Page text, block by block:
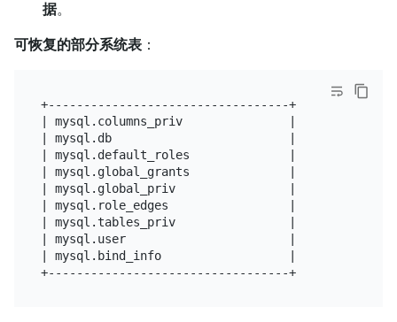
据。
可恢复的部分系统表 ：
+----------------------------------+
| mysql.columns_priv               |
| mysql.db                         |
| mysql.default_roles              |
| mysql.global_grants              |
| mysql.global_priv                |
| mysql.role_edges                 |
| mysql.tables_priv                |
| mysql.user                       |
| mysql.bind_info                  |
+----------------------------------+